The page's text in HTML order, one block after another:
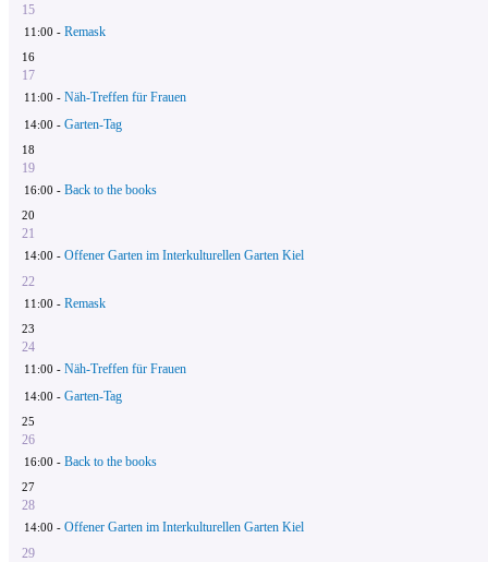
15
11:00 - Remask
16
17
11:00 - Näh-Treffen für Frauen
14:00 - Garten-Tag
18
19
16:00 - Back to the books
20
21
14:00 - Offener Garten im Interkulturellen Garten Kiel
22
11:00 - Remask
23
24
11:00 - Näh-Treffen für Frauen
14:00 - Garten-Tag
25
26
16:00 - Back to the books
27
28
14:00 - Offener Garten im Interkulturellen Garten Kiel
29